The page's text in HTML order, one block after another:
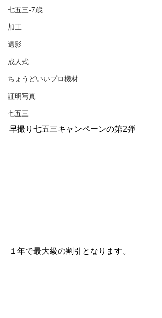
七五三-7歳
加工
遺影
成人式
ちょうどいいプロ機材
証明写真
七五三
早撮り七五三キャンペーンの第2弾
１年で最大級の割引となります。